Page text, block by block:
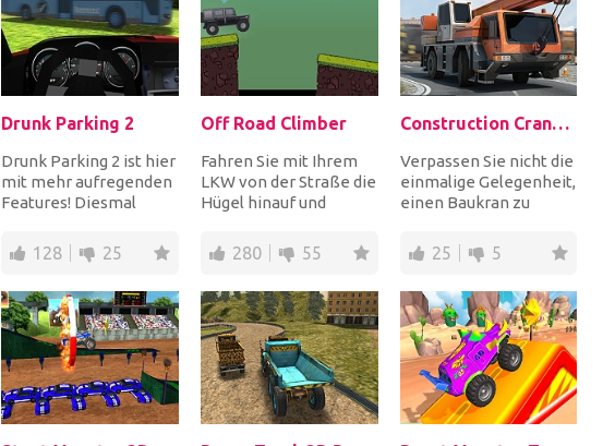
Drunk Parking 2
Drunk Parking 2 ist hier
mit mehr aufregenden
Features! Diesmal
unverantwortliche
Fahrer...
128 25
Off Road Climber
Fahren Sie mit Ihrem
LKW von der Straße die
Hügel hinauf und
Sie über Lücken,...
280 55
Construction Crane 3D Parking
Verpassen Sie nicht die
einmalige Gelegenheit,
einen Baukran zu
parken. Kräne sin...
25 5